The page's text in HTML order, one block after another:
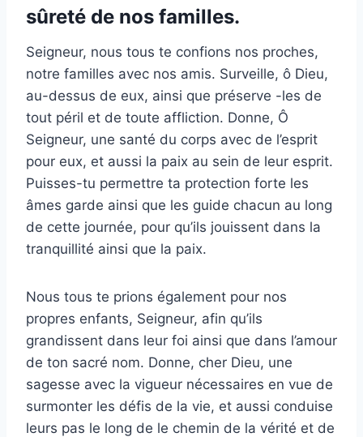
sûreté de nos familles.
Seigneur, nous tous te confions nos proches,
notre familles avec nos amis. Surveille, ô Dieu,
au-dessus de eux, ainsi que préserve -les de
tout péril et de toute affliction. Donne, Ô
Seigneur, une santé du corps avec de l’esprit
pour eux, et aussi la paix au sein de leur esprit.
Puisses-tu permettre ta protection forte les
âmes garde ainsi que les guide chacun au long
de cette journée, pour qu’ils jouissent dans la
tranquillité ainsi que la paix.
Nous tous te prions également pour nos
propres enfants, Seigneur, afin qu’ils
grandissent dans leur foi ainsi que dans l’amour
de ton sacré nom. Donne, cher Dieu, une
sagesse avec la vigueur nécessaires en vue de
surmonter les défis de la vie, et aussi conduise
leurs pas le long de le chemin de la vérité et de